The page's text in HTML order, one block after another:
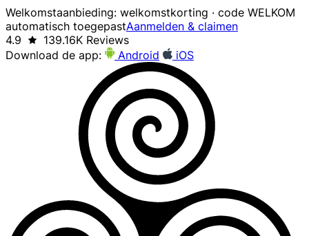
Welkomstaanbieding: welkomstkorting · code WELKOM
automatisch toegepastAanmelden & claimen
4.9
139.16K Reviews
Download de app:
Android iOS